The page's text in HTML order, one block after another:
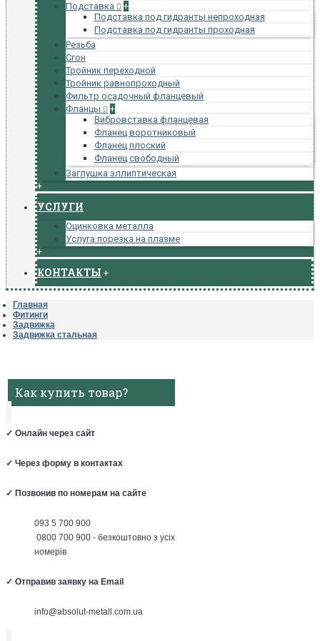
Подставка
+
Подставка под гидранты непроходная
Подставка под гидранты проходная
Резьба
Сгон
Тройник переходной
Тройник равнопроходный
Фильтр осадочный фланцевый
Фланцы
+
Вибровставка фланцевая
Фланец воротниковый
Фланец плоский
Фланец свободный
Заглушка эллиптическая
+
УСЛУГИ
Оцинковка металла
Услуга порезка на плазме
+
КОНТАКТЫ +
Главная
Фитинги
Задвижка
Задвижка стальная
Как купить товар?
✓ Онлайн через сайт
✓ Через форму в контактах
✓ Позвонив по номерам на сайте
093 5 700 900
0800 700 900 - безкоштовно з усіх
номерів
✓ Отправив заявку на Email
info@absolut-metall.com.ua